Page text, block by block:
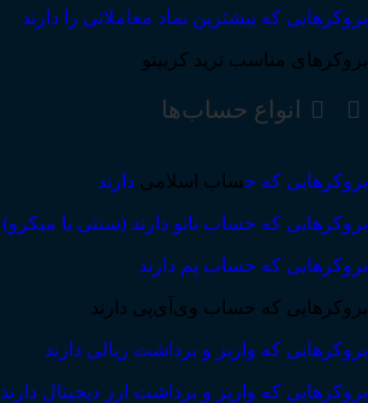
بروکرهایی که بیشترین نماد معاملاتی را دارند
بروکرهای مناسب ترید کریپتو
انواع حساب‌ها
بروکرهایی که حساب اسلامی دارند
بروکرهایی که حساب نانو دارند (سنتی یا میکرو)
بروکرهایی که حساب پم دارند
بروکرهایی که حساب وی‌آی‌پی دارند
بروکرهایی که واریز و برداشت ریالی دارند
بروکرهایی که واریز و برداشت ارز دیجیتال دارند